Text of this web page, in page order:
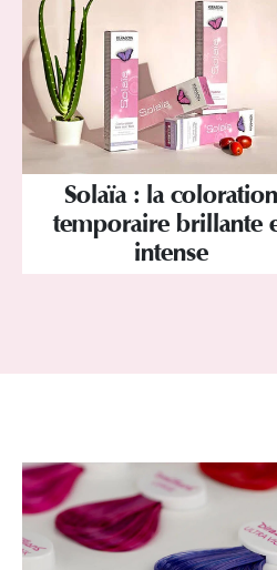
Solaïa : la coloration
temporaire brillante
intense